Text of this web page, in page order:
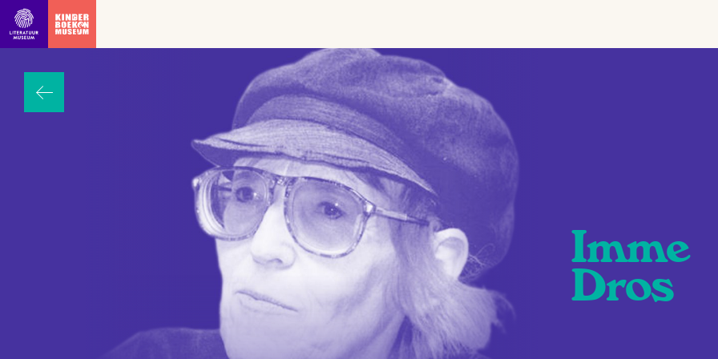
Ga direct naar inhoud
Imme
Dros